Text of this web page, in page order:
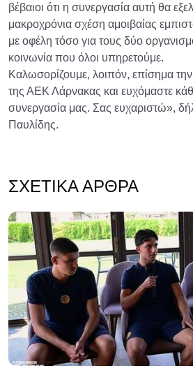
βέβαιοι ότι η συνεργασία αυτή θα
μακροχρόνια σχέση αμοιβαίας
με οφέλη τόσο για τους δύο
κοινωνία που όλοι υπηρετούμε.
Καλωσορίζουμε, λοιπόν, επίσημα
της ΑΕΚ Λάρνακας και ευχόμαστε
συνεργασία μας. Σας ευχαριστώ»,
Παυλίδης.
ΣΧΕΤΙΚΆ ΆΡΘΡΑ